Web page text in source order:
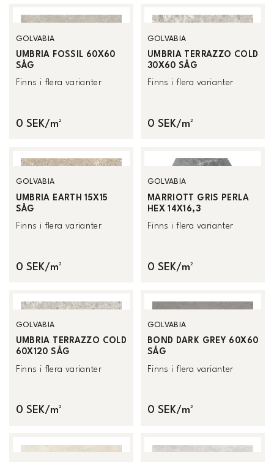
GOLVABIA
UMBRIA FOSSIL 60X60
SÅG
Finns i flera varianter
0 SEK/m²
GOLVABIA
UMBRIA TERRAZZO COLD
30X60 SÅG
Finns i flera varianter
0 SEK/m²
GOLVABIA
UMBRIA EARTH 15X15
SÅG
Finns i flera varianter
0 SEK/m²
GOLVABIA
MARRIOTT GRIS PERLA
HEX 14X16,3
Finns i flera varianter
0 SEK/m²
GOLVABIA
UMBRIA TERRAZZO COLD
60X120 SÅG
Finns i flera varianter
0 SEK/m²
GOLVABIA
BOND DARK GREY 60X60
SÅG
Finns i flera varianter
0 SEK/m²